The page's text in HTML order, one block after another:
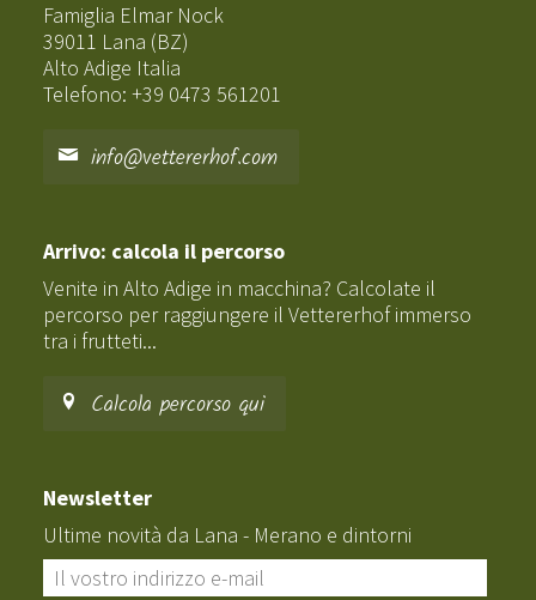
Famiglia Elmar Nock
39011 Lana (BZ)
Alto Adige Italia
Telefono: +39 0473 561201
info@vettererhof.com
Arrivo: calcola il percorso
Venite in Alto Adige in macchina? Calcolate il
percorso per raggiungere il Vettererhof immerso
tra i frutteti...
Calcola percorso qui
Newsletter
Ultime novità da Lana - Merano e dintorni